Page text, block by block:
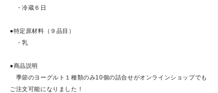
・冷蔵６日
●特定原材料（９品目）
・乳
●商品説明
季節のヨーグルト１種類のみ10個の詰合せがオンラインショップでも
ご注文可能になりました！